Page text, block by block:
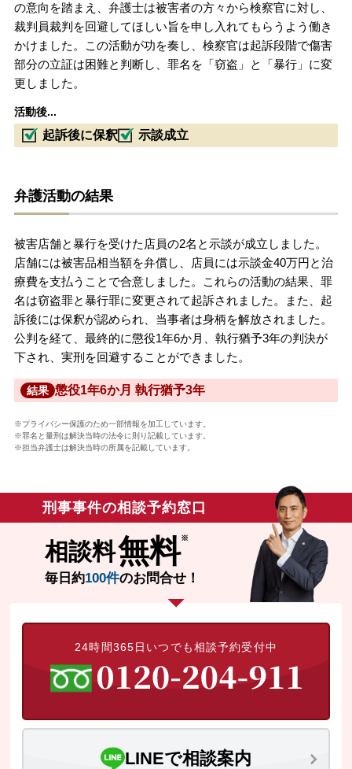
の意向を踏まえ、弁護士は被害者の方々から検察官に対し、
裁判員裁判を回避してほしい旨を申し入れてもらうよう働き
かけました。この活動が功を奏し、検察官は起訴段階で傷害
部分の立証は困難と判断し、罪名を「窃盗」と「暴行」に変
更しました。
活動後...
起訴後に保釈 示談成立
弁護活動の結果
被害店舗と暴行を受けた店員の2名と示談が成立しました。
店舗には被害品相当額を弁償し、店員には示談金40万円と治
療費を支払うことで合意しました。これらの活動の結果、罪
名は窃盗罪と暴行罪に変更されて起訴されました。また、起
訴後には保釈が認められ、当事者は身柄を解放されました。
公判を経て、最終的に懲役1年6か月、執行猶予3年の判決が
下され、実刑を回避することができました。
結果 懲役1年6か月 執行猶予3年
※プライバシー保護のため一部情報を加工しています。
※罪名と量刑は解決当時の法令に則り記載しています。
※担当弁護士は解決当時の所属を記載しています。
刑事事件の相談予約窓口
相談料無料
毎日約100件のお問合せ！
24時間365日いつでも相談予約受付中
LINEで相談案内